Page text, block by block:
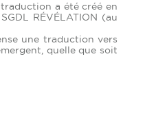
a été créé en
RÉVÉLATION (au
une traduction vers
quelle que soit